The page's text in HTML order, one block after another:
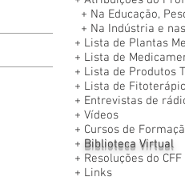
+ Na Educação,
+ Na Indústria e
+ Lista de Plantas
+ Lista de
+ Lista de Produtos
+ Lista de
+ Entrevistas de
+ Vídeos
+ Cursos de
+ Biblioteca Virtual
+ Resoluções do CFF
+ Links